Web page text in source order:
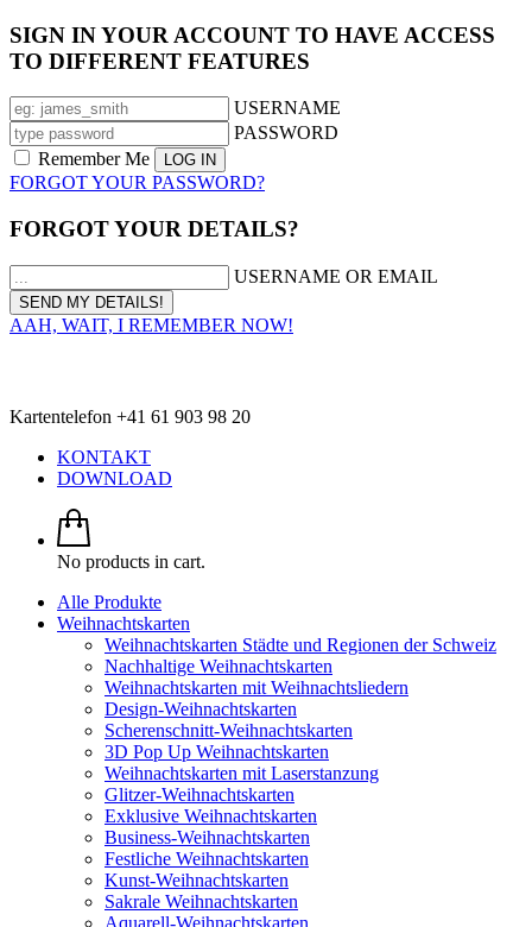
SIGN IN YOUR ACCOUNT TO HAVE ACCESS
TO DIFFERENT FEATURES
USERNAME
PASSWORD
Remember Me
FORGOT YOUR PASSWORD?
FORGOT YOUR DETAILS?
USERNAME OR EMAIL
AAH, WAIT, I REMEMBER NOW!
Kartentelefon +41 61 903 98 20
KONTAKT
DOWNLOAD
No products in cart.
Alle Produkte
Weihnachtskarten
Weihnachtskarten Städte und Regionen der Schweiz
Nachhaltige Weihnachtskarten
Weihnachtskarten mit Weihnachtsliedern
Design-Weihnachtskarten
Scherenschnitt-Weihnachtskarten
3D Pop Up Weihnachtskarten
Weihnachtskarten mit Laserstanzung
Glitzer-Weihnachtskarten
Exklusive Weihnachtskarten
Business-Weihnachtskarten
Festliche Weihnachtskarten
Kunst-Weihnachtskarten
Sakrale Weihnachtskarten